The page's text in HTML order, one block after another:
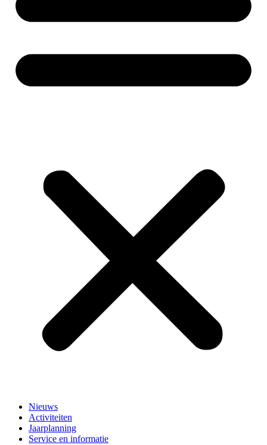
Nieuws
Activiteiten
Jaarplanning
Service en informatie